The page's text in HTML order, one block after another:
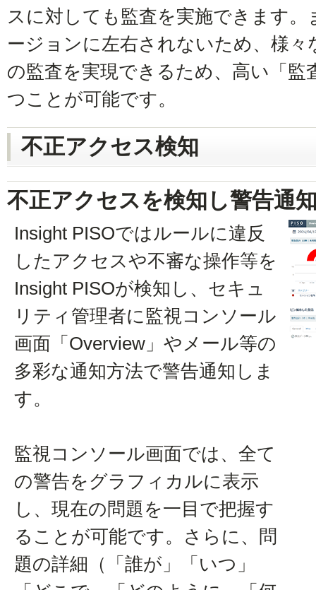
スに対しても監査を実施できます
ージョンに左右されないため、様
の監査を実現できるため、高い「監
つことが可能です。
不正アクセス検知
不正アクセスを検知し警告通
Insight PISOではルールに違反
したアクセスや不審な操作等を
Insight PISOが検知し、セキュ
リティ管理者に監視コンソール
画面「Overview」やメール等の
多彩な通知方法で警告通知しま
す。
監視コンソール画面では、全て
の警告をグラフィカルに表示
し、現在の問題を一目で把握す
ることが可能です。さらに、問
題の詳細（「誰が」「いつ」